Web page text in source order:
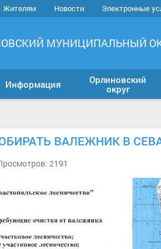
Жителям Новости Электронные
МУНИЦИПАЛЬНЫЙ
Информация
Орлиновский
округ
ВАЛЕЖНИК В
2191